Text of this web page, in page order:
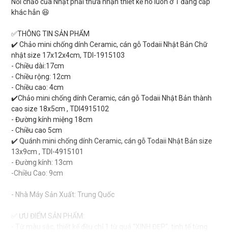
khác hẳn 😆
✅THÔNG TIN SẢN PHẨM
✔️ Chảo mini chống dính Ceramic, cán gỗ Todaii Nhật Bản Chữ
nhật size 17x12x4cm, TDI-1915103
- Chiều dài:17cm
- Chiều rộng: 12cm
- Chiều cao: 4cm
✔️Chảo mini chống dính Ceramic, cán gỗ Todaii Nhật Bản thành
cao size 18x5cm , TDI4915102
- Đường kính miệng 18cm
- Chiều cao 5cm
✔️ Quánh mini chống dính Ceramic, cán gỗ Todaii Nhật Bản size
13x9cm , TDI-4915101
- Đường kính: 13cm
-Chiều Cao: 9cm
- Nhà Máy Sản Xuất: Trung Quốc
✅ ƯU ĐIỂM SẢN PHẨM: